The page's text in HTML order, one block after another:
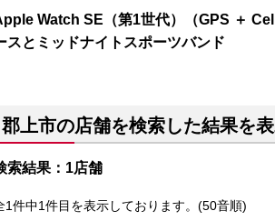
Watch SE（第1世代）（GPS ＋
スとミッドナイトスポーツバンド
郡上市の店舗を検索した結果を
索結果：1店舗
1件中1件目を表示しております。(50音順)